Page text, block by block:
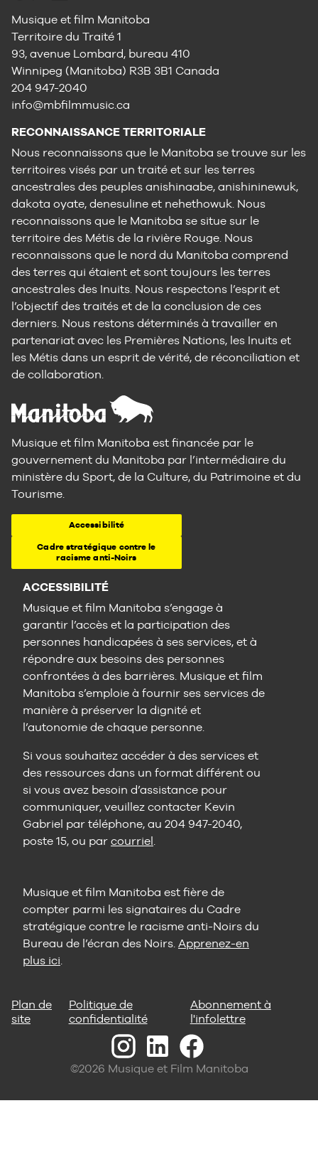
Musique et film Manitoba
Territoire du Traité 1
93, avenue Lombard, bureau 410
Winnipeg (Manitoba) R3B 3B1 Canada
204 947-2040
info@mbfilmmusic.ca
RECONNAISSANCE TERRITORIALE
Nous reconnaissons que le Manitoba se trouve sur les
territoires visés par un traité et sur les terres
ancestrales des peuples anishinaabe, anishininewuk,
dakota oyate, denesuline et nehethowuk. Nous
reconnaissons que le Manitoba se situe sur le
territoire des Métis de la rivière Rouge. Nous
reconnaissons que le nord du Manitoba comprend
des terres qui étaient et sont toujours les terres
ancestrales des Inuits. Nous respectons l’esprit et
l’objectif des traités et de la conclusion de ces
derniers. Nous restons déterminés à travailler en
partenariat avec les Premières Nations, les Inuits et
les Métis dans un esprit de vérité, de réconciliation et
de collaboration.
Musique et film Manitoba est financée par le
gouvernement du Manitoba par l’intermédiaire du
ministère du Sport, de la Culture, du Patrimoine et du
Tourisme.
Accessibilité
Cadre stratégique contre le
racisme anti-Noirs
ACCESSIBILITÉ
Musique et film Manitoba s’engage à
garantir l’accès et la participation des
personnes handicapées à ses services, et à
répondre aux besoins des personnes
confrontées à des barrières. Musique et film
Manitoba s’emploie à fournir ses services de
manière à préserver la dignité et
l’autonomie de chaque personne.
Si vous souhaitez accéder à des services et
des ressources dans un format différent ou
si vous avez besoin d’assistance pour
communiquer, veuillez contacter Kevin
Gabriel par téléphone, au 204 947-2040,
poste 15, ou par courriel.
Musique et film Manitoba est fière de
compter parmi les signataires du Cadre
stratégique contre le racisme anti-Noirs du
Bureau de l’écran des Noirs. Apprenez-en
plus ici.
Plan de
site
Politique de
confidentialité
Abonnement à
l'infolettre
©2026 Musique et Film Manitoba